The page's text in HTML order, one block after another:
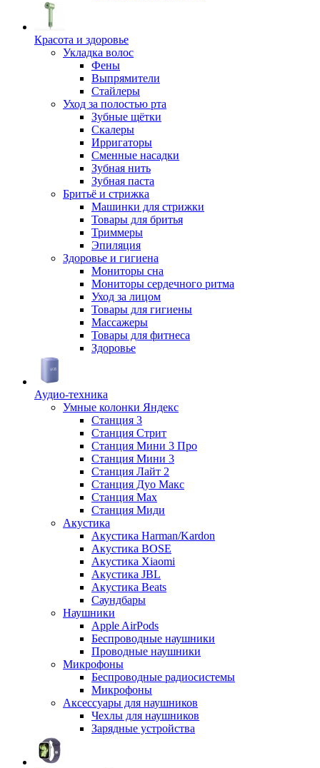
Красота и здоровье
Укладка волос
Фены
Выпрямители
Стайлеры
Уход за полостью рта
Зубные щётки
Скалеры
Ирригаторы
Сменные насадки
Зубная нить
Зубная паста
Бритьё и стрижка
Машинки для стрижки
Товары для бритья
Триммеры
Эпиляция
Здоровье и гигиена
Мониторы сна
Мониторы сердечного ритма
Уход за лицом
Товары для гигиены
Массажеры
Товары для фитнеса
Здоровье
Аудио-техника
Умные колонки Яндекс
Станция 3
Станция Стрит
Станция Мини 3 Про
Станция Мини 3
Станция Лайт 2
Станция Дуо Макс
Станция Max
Станция Миди
Акустика
Акустика Harman/Kardon
Акустика BOSE
Акустика Xiaomi
Акустика JBL
Акустика Beats
Саундбары
Наушники
Apple AirPods
Беспроводные наушники
Проводные наушники
Микрофоны
Беспроводные радиосистемы
Микрофоны
Аксессуары для наушников
Чехлы для наушников
Зарядные устройства